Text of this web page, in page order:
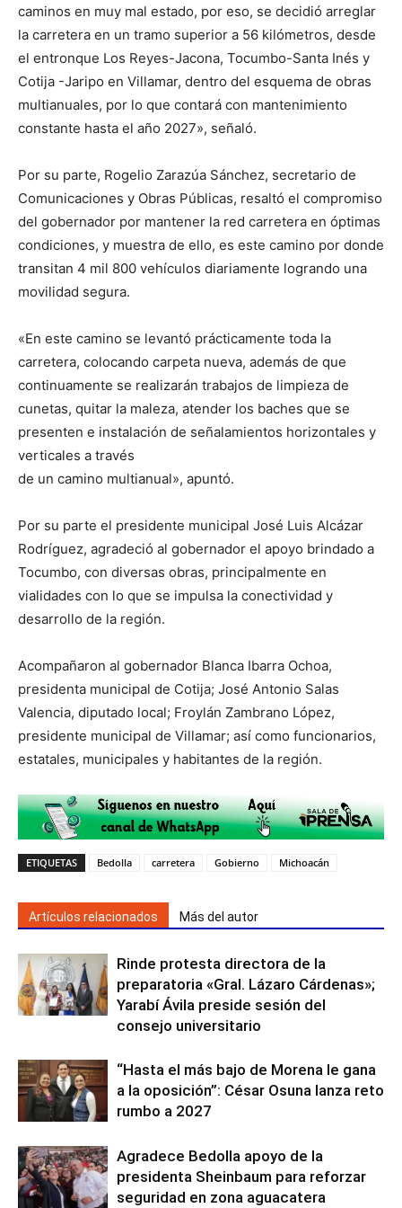
caminos en muy mal estado, por eso, se decidió arreglar
la carretera en un tramo superior a 56 kilómetros, desde
el entronque Los Reyes-Jacona, Tocumbo-Santa Inés y
Cotija -Jaripo en Villamar, dentro del esquema de obras
multianuales, por lo que contará con mantenimiento
constante hasta el año 2027», señaló.
Por su parte, Rogelio Zarazúa Sánchez, secretario de
Comunicaciones y Obras Públicas, resaltó el compromiso
del gobernador por mantener la red carretera en óptimas
condiciones, y muestra de ello, es este camino por donde
transitan 4 mil 800 vehículos diariamente logrando una
movilidad segura.
«En este camino se levantó prácticamente toda la
carretera, colocando carpeta nueva, además de que
continuamente se realizarán trabajos de limpieza de
cunetas, quitar la maleza, atender los baches que se
presenten e instalación de señalamientos horizontales y
verticales a través
de un camino multianual», apuntó.
Por su parte el presidente municipal José Luis Alcázar
Rodríguez, agradeció al gobernador el apoyo brindado a
Tocumbo, con diversas obras, principalmente en
vialidades con lo que se impulsa la conectividad y
desarrollo de la región.
Acompañaron al gobernador Blanca Ibarra Ochoa,
presidenta municipal de Cotija; José Antonio Salas
Valencia, diputado local; Froylán Zambrano López,
presidente municipal de Villamar; así como funcionarios,
estatales, municipales y habitantes de la región.
ETIQUETAS Bedolla carretera Gobierno Michoacán
Artículos relacionados Más del autor
Rinde protesta directora de la
preparatoria «Gral. Lázaro Cárdenas»;
Yarabí Ávila preside sesión del
consejo universitario
“Hasta el más bajo de Morena le gana
a la oposición”: César Osuna lanza reto
rumbo a 2027
Agradece Bedolla apoyo de la
presidenta Sheinbaum para reforzar
seguridad en zona aguacatera